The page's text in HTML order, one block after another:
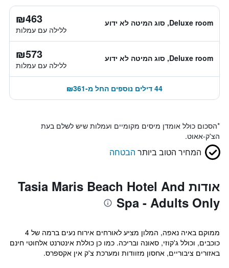
Deluxe room, סוג המיטה לא ידוע ₪463
ללילה עם עמלות
Deluxe room, סוג המיטה לא ידוע ₪573
ללילה עם עמלות
44 דילים נוספים החל מ-₪361
*הסכום כולל אומדן מיסים מקומיים ועמלות שיש לשלם בעת
הצ'ק-אאוט.
המחיר הטוב ביותר הבטחה
אודות Tasia Maris Beach Hotel And
Spa - Adults Only
ממוקם באיה נאפה, המלון מציע לאורחים אירוח נעים ברמה של 4
כוכבים, וכולל ג'קוזי, סאונה ובריכה. כמו כן כוללת אינטרנט אלחוטי חינם
באזורים ציבוריים, אחסון מזוודות ומערכת צ'ק אין אקספרס.